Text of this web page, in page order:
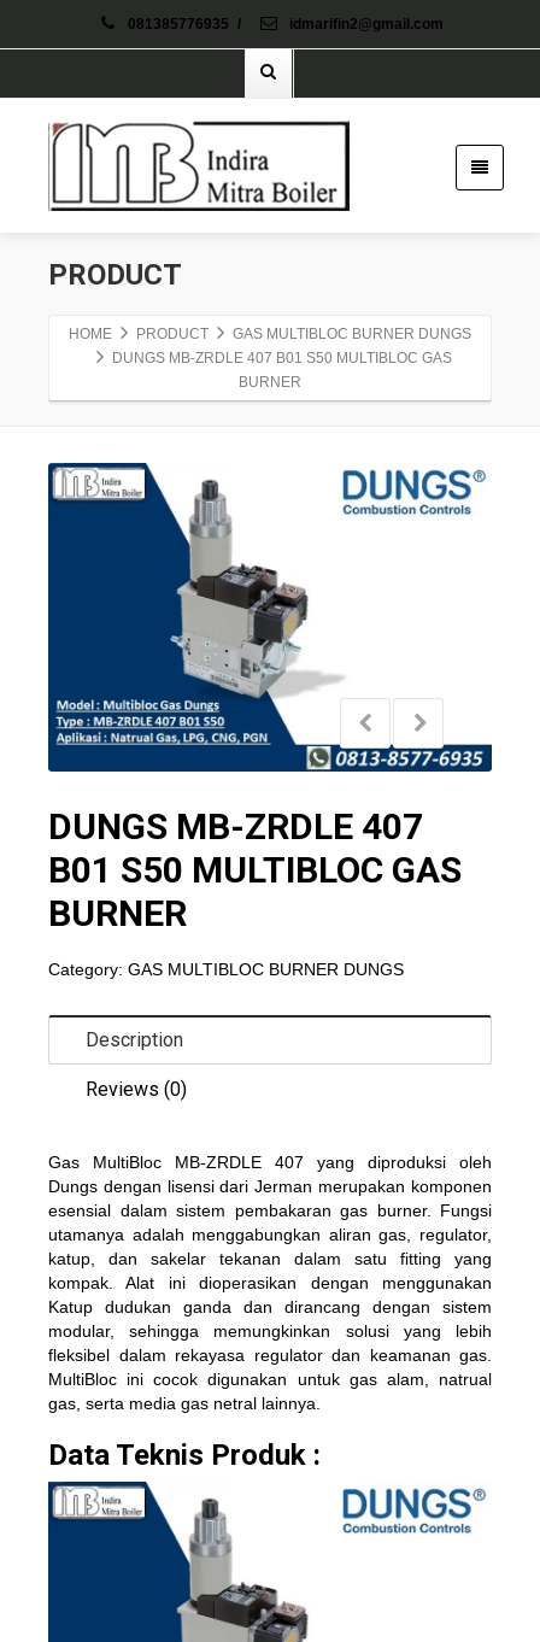
081385776935 / idmarifin2@gmail.com
PRODUCT
HOME PRODUCT
GAS MULTIBLOC BURNER DUNGS
DUNGS MB-ZRDLE 407 B01 S50 MULTIBLOC GAS
BURNER
DUNGS MB-ZRDLE 407
B01 S50 MULTIBLOC GAS
BURNER
Category: GAS MULTIBLOC BURNER DUNGS
Description
Reviews (0)
Gas MultiBloc MB-ZRDLE 407 yang diproduksi oleh
Dungs dengan lisensi dari Jerman merupakan komponen
esensial dalam sistem pembakaran gas burner. Fungsi
utamanya adalah menggabungkan aliran gas, regulator,
katup, dan sakelar tekanan dalam satu fitting yang
kompak. Alat ini dioperasikan dengan menggunakan
Katup dudukan ganda dan dirancang dengan sistem
modular, sehingga memungkinkan solusi yang lebih
fleksibel dalam rekayasa regulator dan keamanan gas.
MultiBloc ini cocok digunakan untuk gas alam, natrual
gas, serta media gas netral lainnya.
Data Teknis Produk :